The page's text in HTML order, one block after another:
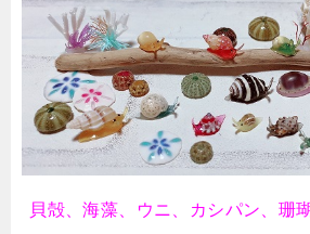
貝殻、海藻、ウニ、カシパン、珊